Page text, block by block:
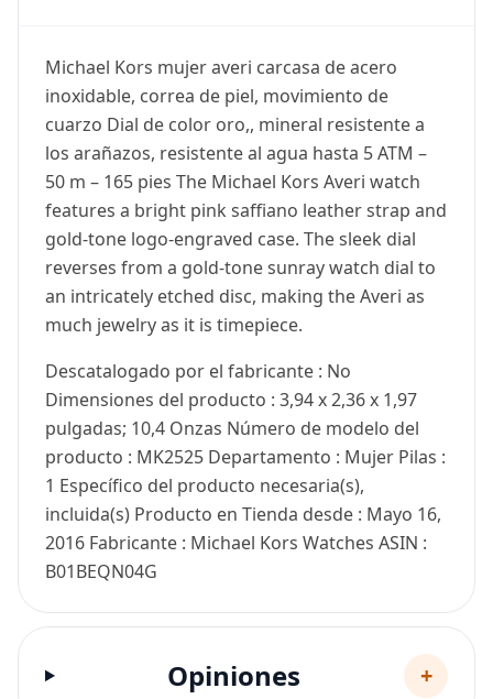
Michael Kors mujer averi carcasa de acero
inoxidable, correa de piel, movimiento de
cuarzo Dial de color oro,, mineral resistente a
los arañazos, resistente al agua hasta 5 ATM –
50 m – 165 pies The Michael Kors Averi watch
features a bright pink saffiano leather strap and
gold-tone logo-engraved case. The sleek dial
reverses from a gold-tone sunray watch dial to
an intricately etched disc, making the Averi as
much jewelry as it is timepiece.
Descatalogado por el fabricante : No
Dimensiones del producto : 3,94 x 2,36 x 1,97
pulgadas; 10,4 Onzas Número de modelo del
producto : MK2525 Departamento : Mujer Pilas :
1 Específico del producto necesaria(s),
incluida(s) Producto en Tienda desde : Mayo 16,
2016 Fabricante : Michael Kors Watches ASIN :
B01BEQN04G
Opiniones +